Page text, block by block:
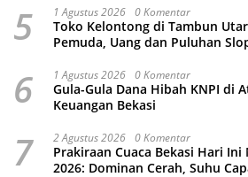
5 1 Agustus 2026 0 Komentar
Toko Kelontong di Tambun
Pemuda, Uang dan Puluhan
6 1 Agustus 2026 0 Komentar
Gula-Gula Dana Hibah KNPI di
Keuangan Bekasi
7 2 Agustus 2026 0 Komentar
Prakiraan Cuaca Bekasi Hari
2026: Dominan Cerah, Suhu